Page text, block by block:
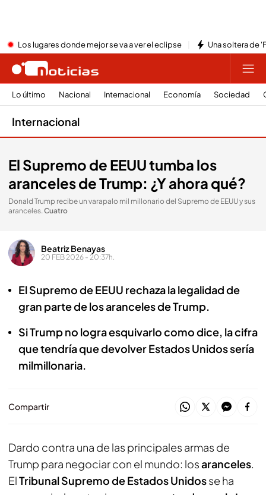
Los lugares donde mejor se va a ver el eclipse Una soltera de
Lo último Nacional Internacional Economía Sociedad
Internacional
El Supremo de EEUU tumba los
aranceles de Trump: ¿Y ahora qué?
Donald Trump recibe un varapalo mil millonario del Supremo de EEUU y sus
aranceles.Cuatro
Beatriz Benayas
20 FEB 2026 - 20:37h.
El Supremo de EEUU rechaza la legalidad de
gran parte de los aranceles de Trump.
Si Trump no logra esquivarlo como dice, la cifra
que tendría que devolver Estados Unidos sería
milmillonaria.
Compartir
Dardo contra una de las principales armas de
Trump para negociar con el mundo: losaranceles.
ElTribunal Supremo de Estados Unidosse ha